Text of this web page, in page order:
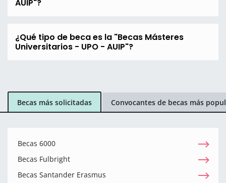
AUIP"?
¿Qué tipo de beca es la "Becas Másteres
Universitarios - UPO - AUIP"?
Becas más solicitadas Convocantes de becas más
Becas 6000
Becas Fulbright
Becas Santander Erasmus